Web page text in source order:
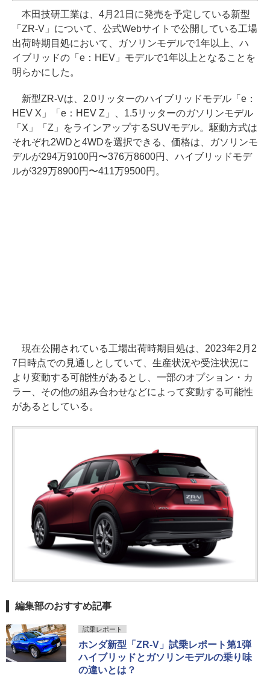
本田技研工業は、4月21日に発売を予定している新型
「ZR-V」について、公式Webサイトで公開している工場
出荷時期目処において、ガソリンモデルで1年以上、ハ
イブリッドの「e：HEV」モデルで1年以上となることを
明らかにした。
新型ZR-Vは、2.0リッターのハイブリッドモデル「e：
HEV X」「e：HEV Z」、1.5リッターのガソリンモデル
「X」「Z」をラインアップするSUVモデル。駆動方式は
それぞれ2WDと4WDを選択できる、価格は、ガソリンモ
デルが294万9100円〜376万8600円、ハイブリッドモデ
ルが329万8900円〜411万9500円。
現在公開されている工場出荷時期目処は、2023年2月2
7日時点での見通しとしていて、生産状況や受注状況に
より変動する可能性があるとし、一部のオプション・カ
ラー、その他の組み合わせなどによって変動する可能性
があるとしている。
編集部のおすすめ記事
試乗レポート
ホンダ新型「ZR-V」試乗レポート第1弾
ハイブリッドとガソリンモデルの乗り味
の違いとは？